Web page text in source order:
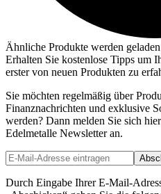
Ähnliche Produkte werden geladen
Erhalten Sie kostenlose Tipps um
erster von neuen Produkten zu
Sie möchten regelmäßig über
Finanznachrichten und exklusive
werden? Dann melden Sie sich
Edelmetalle Newsletter an.
Durch Eingabe Ihrer E-Mail-